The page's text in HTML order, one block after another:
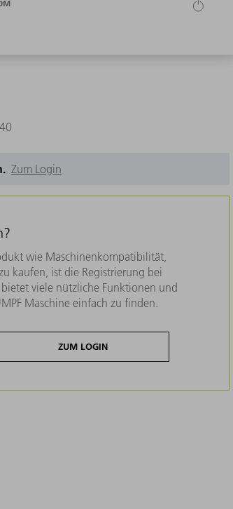
Zum Login
wie Maschinenkompatibilität,
kaufen, ist die Registrierung bei
viele nützliche Funktionen und
Maschine einfach zu finden.
ZUM LOGIN